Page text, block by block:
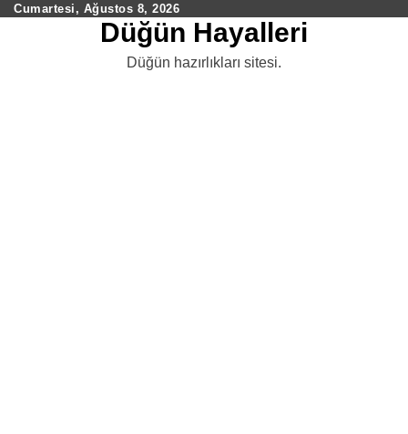
SkipCumartesi, Ağustos 8, 2026
Düğün Hayalleri
Düğün hazırlıkları sitesi.